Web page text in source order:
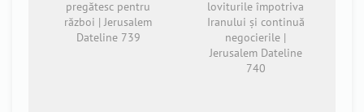
pregătesc pentru
război | Jerusalem
Dateline 739
loviturile împotriva
Iranului și continuă
negocierile |
Jerusalem Dateline
740